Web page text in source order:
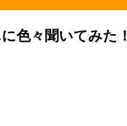
色々聞いてみた！